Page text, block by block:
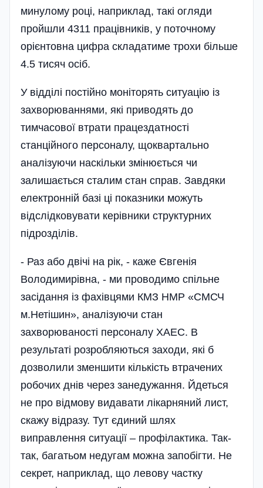
минулому році, наприклад, такі огляди
пройшли 4311 працівників, у поточному
орієнтовна цифра складатиме трохи більше
4.5 тисяч осіб.
У відділі постійно моніторять ситуацію із
захворюваннями, які приводять до
тимчасової втрати працездатності
станційного персоналу, щоквартально
аналізуючи наскільки змінюється чи
залишається сталим стан справ. Завдяки
електронній базі ці показники можуть
відслідковувати керівники структурних
підрозділів.
- Раз або двічі на рік, - каже Євгенія
Володимирівна, - ми проводимо спільне
засідання із фахівцями КМЗ НМР «СМСЧ
м.Нетішин», аналізуючи стан
захворюваності персоналу ХАЕС. В
результаті розробляються заходи, які б
дозволили зменшити кількість втрачених
робочих днів через за­недужання. Йдеться
не про відмову видавати лікарняний лист,
скажу відразу. Тут єдиний шлях
виправлення ситуації – профілактика. Так-
так, багатьом недугам можна запобігти. Не
секрет, наприклад, що левову частку